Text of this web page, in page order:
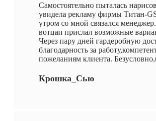
Самостоятельно пыталась
увидела рекламу фирмы Титан-
утром со мной связался
вотцап прислал возможные
Через пару дней гардеробную
благодарность за
пожеланиям клиента.
Крошка_Сью